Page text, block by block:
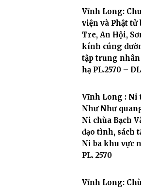
Vĩnh Long:
viện và Phật tử
Tre, An Hội,
kính cúng
tập trung
hạ PL.2570 –
Vĩnh Long :
Như Như
Ni chùa Bạch
đạo tình, sách
Ni ba khu vực
PL. 2570
Vĩnh Long: